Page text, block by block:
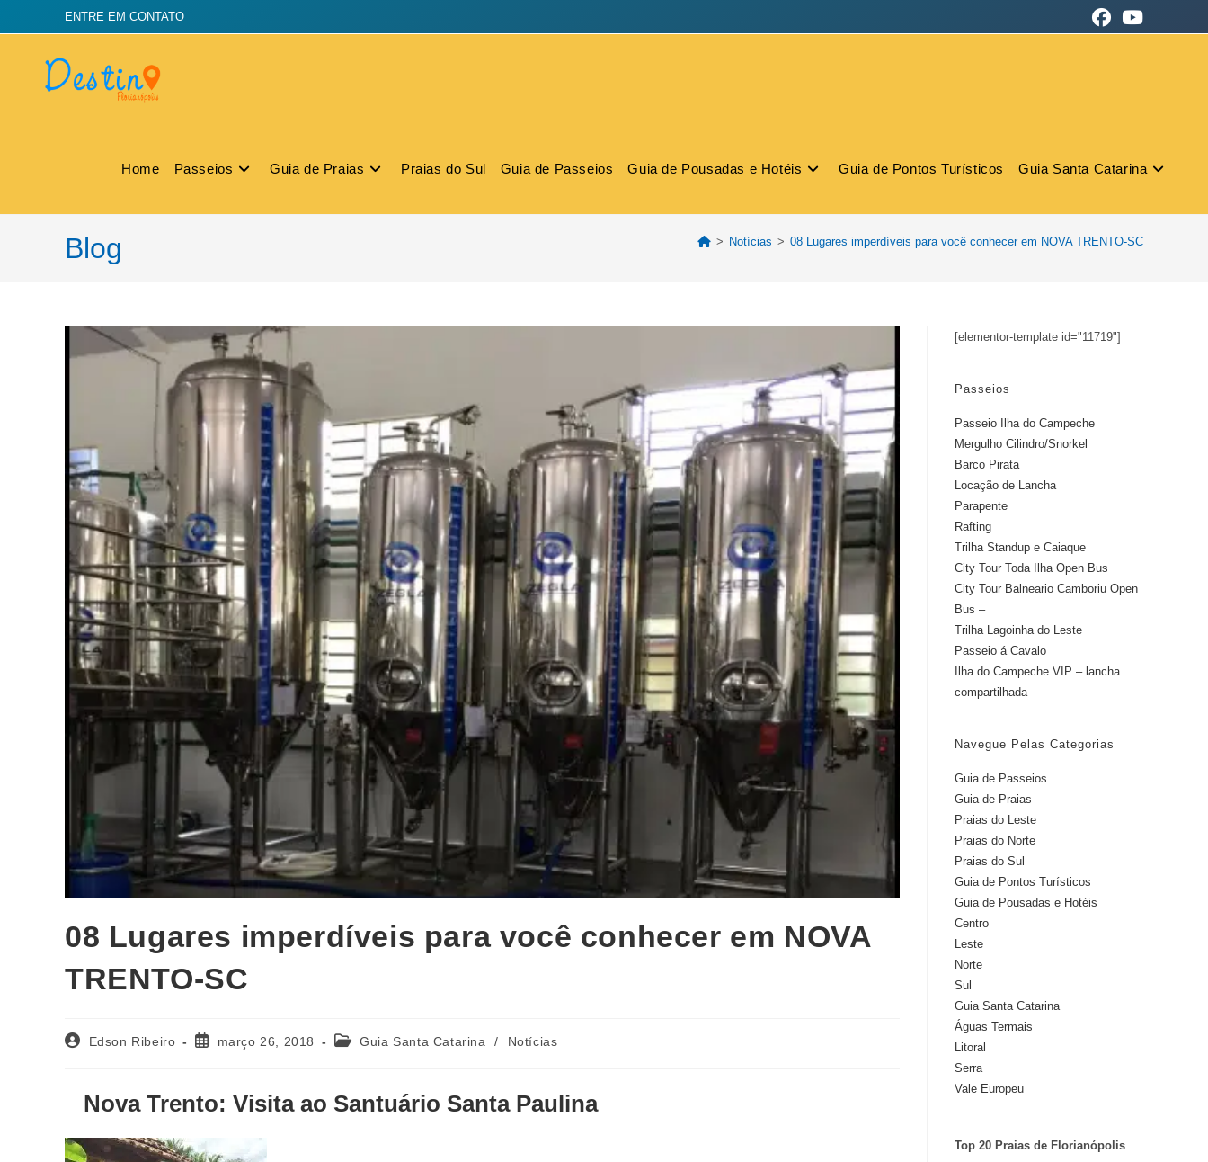
ENTRE EM CONTATO
Home Passeios Guia de Praias Praias do Sul Guia de Passeios Guia de Pousadas e Hotéis Guia de Pontos Turísticos Guia Santa Catarina
Blog > Notícias > 08 Lugares imperdíveis para você conhecer em NOVA TRENTO-SC
08 Lugares imperdíveis para você conhecer em NOVA
TRENTO-SC
Edson Ribeiro março 26, 2018 Guia Santa Catarina / Notícias
Nova Trento: Visita ao Santuário Santa Paulina
[elementor-template id="11719"]
Passeios
Passeio Ilha do Campeche
Mergulho Cilindro/Snorkel
Barco Pirata
Locação de Lancha
Parapente
Rafting
Trilha Standup e Caiaque
City Tour Toda Ilha Open Bus
City Tour Balneario Camboriu Open
Bus –
Trilha Lagoinha do Leste
Passeio á Cavalo
Ilha do Campeche VIP – lancha
compartilhada
Navegue Pelas Categorias
Guia de Passeios
Guia de Praias
Praias do Leste
Praias do Norte
Praias do Sul
Guia de Pontos Turísticos
Guia de Pousadas e Hotéis
Centro
Leste
Norte
Sul
Guia Santa Catarina
Águas Termais
Litoral
Serra
Vale Europeu
Top 20 Praias de Florianópolis